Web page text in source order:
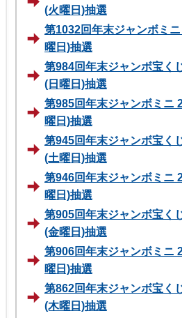
(火曜日)抽選
第1032回年末ジャンボミ
曜日)抽選
第984回年末ジャンボ宝く
(日曜日)抽選
第985回年末ジャンボミニ
曜日)抽選
第945回年末ジャンボ宝く
(土曜日)抽選
第946回年末ジャンボミニ
曜日)抽選
第905回年末ジャンボ宝く
(金曜日)抽選
第906回年末ジャンボミニ
曜日)抽選
第862回年末ジャンボ宝く
(木曜日)抽選